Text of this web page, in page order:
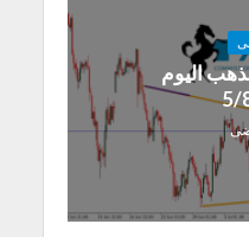
اليوم
5/